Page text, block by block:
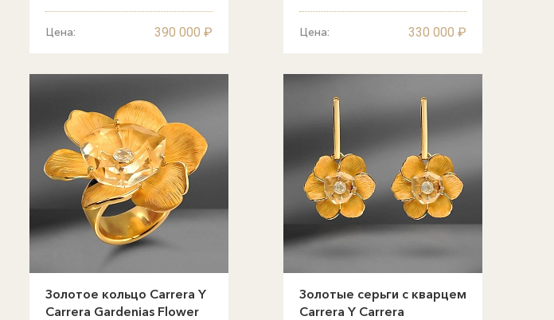
Цена: 390 000 ₽ Цена: 330 000 ₽
Золотое кольцо Carrera Y
Carrera Gardenias Flower
Золотые серьги с кварцем
Carrera Y Carrera